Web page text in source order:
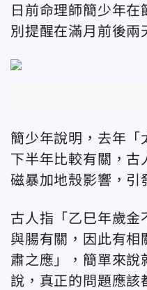
日前命理師簡少年在
別提醒在滿月前後兩
簡少年說明，去年「
下半年比較有關，古
磁暴加地殼影響，引
古人指「乙巳年歲金
與腸有關，因此有相
肅之應」，簡單來說
說，真正的問題應該